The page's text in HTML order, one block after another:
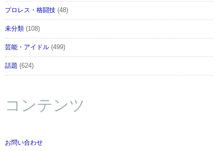
プロレス・格闘技 (48)
未分類 (108)
芸能・アイドル (499)
話題 (624)
コンテンツ
お問い合わせ